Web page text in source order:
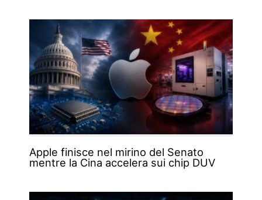
Apple finisce nel mirino del Senato
mentre la Cina accelera sui chip DUV